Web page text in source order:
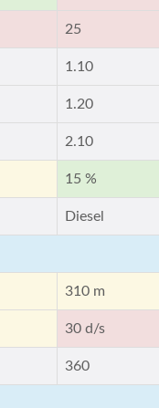
25
1.10
1.20
2.10
15 %
Diesel
310 m
30 d/s
360